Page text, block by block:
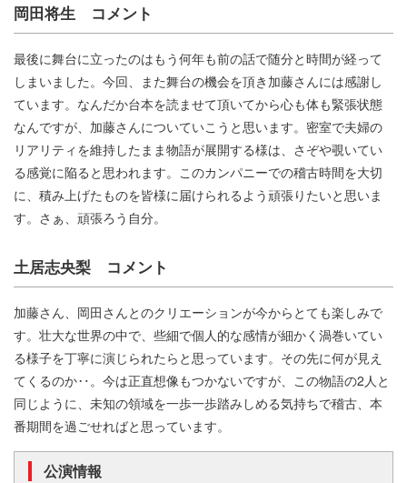
岡田将生 コメント
最後に舞台に立ったのはもう何年も前の話で随分と時間が経って
しまいました。今回、また舞台の機会を頂き加藤さんには感謝し
ています。なんだか台本を読ませて頂いてから心も体も緊張状態
なんですが、加藤さんについていこうと思います。密室で夫婦の
リアリティを維持したまま物語が展開する様は、さぞや覗いてい
る感覚に陥ると思われます。このカンパニーでの稽古時間を大切
に、積み上げたものを皆様に届けられるよう頑張りたいと思いま
す。さぁ、頑張ろう自分。
土居志央梨 コメント
加藤さん、岡田さんとのクリエーションが今からとても楽しみで
す。壮大な世界の中で、些細で個人的な感情が細かく渦巻いてい
る様子を丁寧に演じられたらと思っています。その先に何が見え
てくるのか‥。今は正直想像もつかないですが、この物語の2人と
同じように、未知の領域を一歩一歩踏みしめる気持ちで稽古、本
番期間を過ごせればと思っています。
公演情報